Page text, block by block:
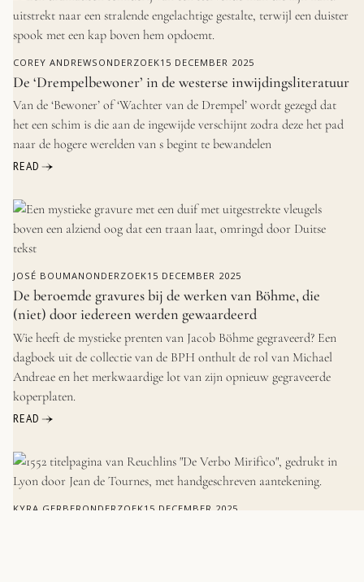
COREY ANDREWS ONDERZOEK15 DECEMBER 2025
De ‘Drempelbewoner’ in de westerse inwijdingsliteratuur
Van de ‘Bewoner’ of ‘Wachter van de Drempel’ wordt gezegd dat
het een schim is die aan de ingewijde verschijnt zodra deze het pad
naar de hogere werelden van s begint te bewandelen
READ
JOSÉ BOUMAN ONDERZOEK15 DECEMBER 2025
De beroemde gravures bij de werken van Böhme, die
(niet) door iedereen werden gewaardeerd
Wie heeft de mystieke prenten van Jacob Böhme gegraveerd? Een
dagboek uit de collectie van de BPH onthult de rol van Michael
Andreae en het merkwaardige lot van zijn opnieuw gegraveerde
koperplaten.
READ
KYRA GERBER ONDERZOEK15 DECEMBER 2025